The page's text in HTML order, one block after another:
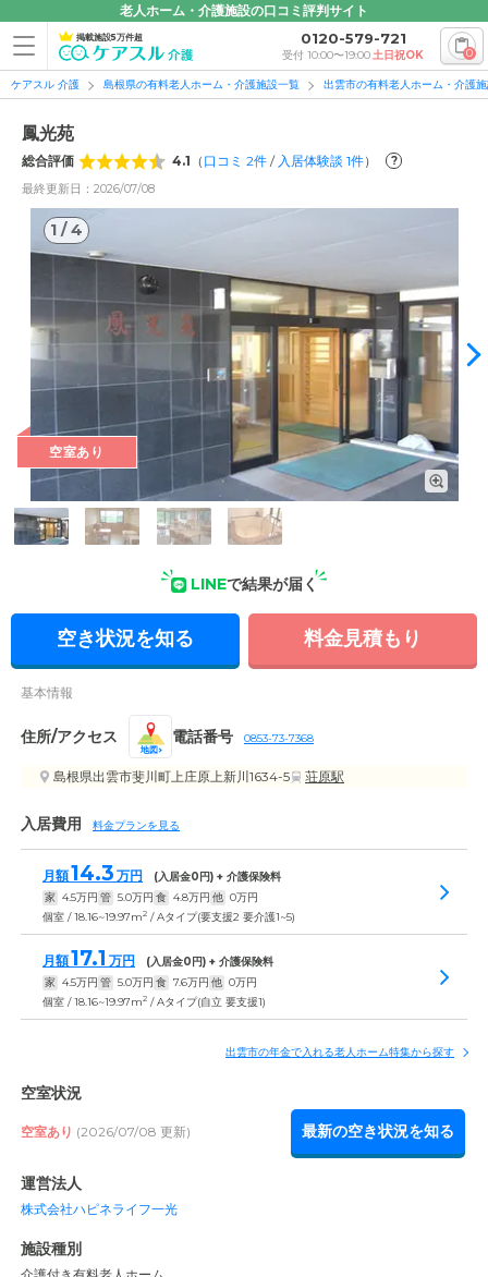
老人ホーム・介護施設の口コミ評判サイト
掲載施設5万件超 0120-579-721
受付 10:00〜19:00土日祝OK 0
ケアスル 介護 島根県の有料老人ホーム・介護施設一覧 出雲市の有料老人ホーム・介護
鳳光苑
総合評価 4.1 （ 口コミ 2件 /入居体験談 1件） ?
最終更新日：2026/07/08
1 /4
1/4
受付・エントランスの写真
空室あり
LINEで結果が届く
空き状況を知る 料金見積もり
基本情報
住所/アクセス
地図
電話番号 0853-73-7368
島根県出雲市斐川町上庄原上新川1634-5 荘原駅
入居費用 料金プランを見る
月額14.3 万円 (入居金0 円) + 介護保険料
家 4.5万円 管 5.0万円 食 4.8万円 他 0万円
個室 / 18.16~19.97m2 / Aタイプ(要支援2 要介護1~5)
月額17.1 万円 (入居金0 円) + 介護保険料
家 4.5万円 管 5.0万円 食 7.6万円 他 0万円
個室 / 18.16~19.97m2 / Aタイプ(自立 要支援1)
出雲市の年金で入れる老人ホーム特集から探す
空室状況
空室あり (2026/07/08 更新) 最新の空き状況を知る
運営法人
株式会社ハピネライフ一光
施設種別